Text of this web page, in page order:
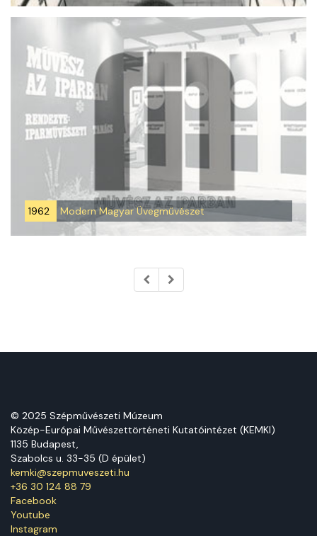
1962 Modern Magyar Üvegművészet
© 2025 Szépművészeti Múzeum
Közép-Európai Művészettörténeti Kutatóintézet (KEMKI)
1135 Budapest,
Szabolcs u. 33-35 (D épület)
kemki@szepmuveszeti.hu
+36 30 124 88 79
Facebook
Youtube
Instagram